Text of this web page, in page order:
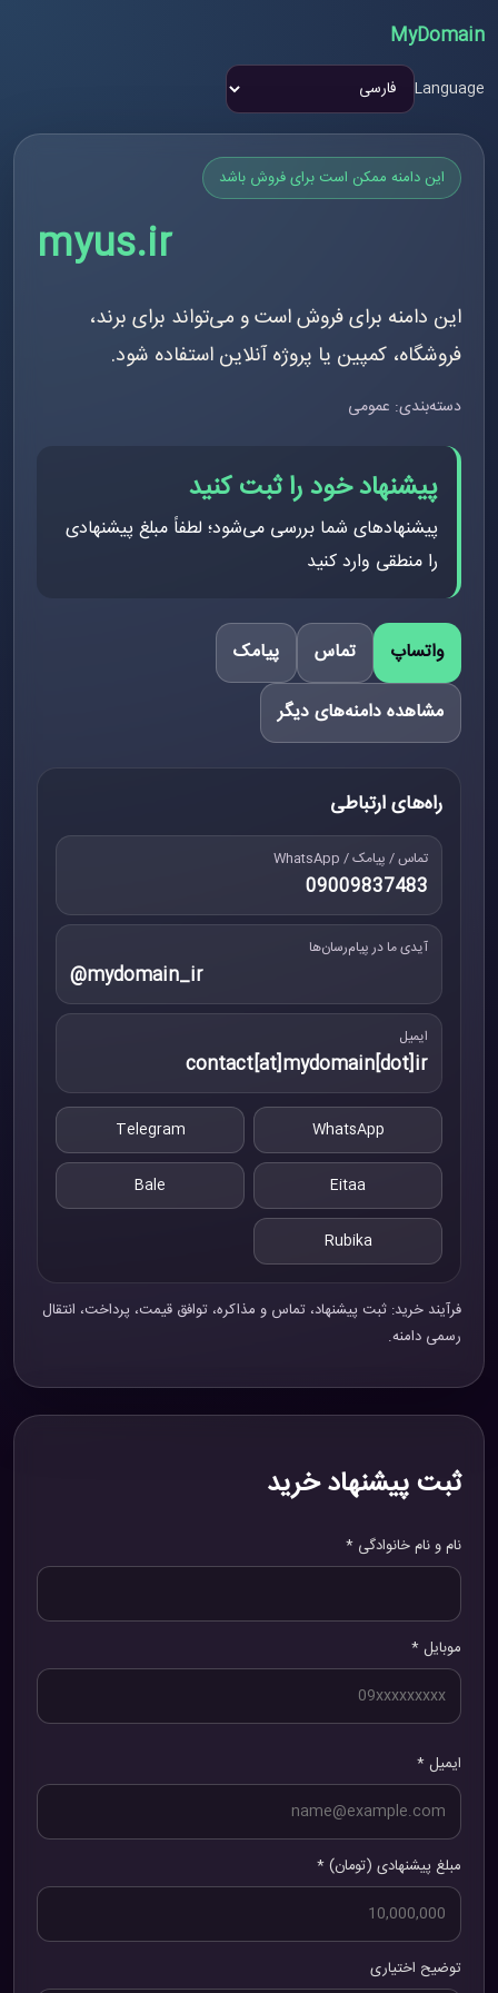
MyDomain
Language
این دامنه ممکن است برای فروش باشد
myus.ir
این دامنه برای فروش است و می‌تواند برای برند،
فروشگاه، کمپین یا پروژه آنلاین استفاده شود.
دسته‌بندی: عمومی
پیشنهاد خود را ثبت کنید
پیشنهادهای شما بررسی می‌شود؛ لطفاً مبلغ پیشنهادی
را منطقی وارد کنید
واتساپ تماس
پیامک
مشاهده دامنه‌های دیگر
راه‌های ارتباطی
تماس / پیامک / WhatsApp
09009837483
آیدی ما در پیام‌رسان‌ها
@mydomain_ir
ایمیل
contact[at]mydomain[dot]ir
WhatsApp
Telegram
Eitaa
Bale
Rubika
فرآیند خرید: ثبت پیشنهاد، تماس و مذاکره، توافق قیمت، پرداخت، انتقال
رسمی دامنه.
ثبت پیشنهاد خرید
نام و نام خانوادگی *
موبایل *
ایمیل *
مبلغ پیشنهادی (تومان) *
توضیح اختیاری